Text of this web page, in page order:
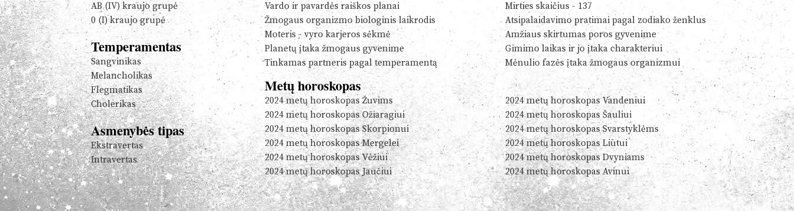
AB (IV) kraujo grupė
0 (I) kraujo grupė
Temperamentas
Sangvinikas
Melancholikas
Flegmatikas
Cholerikas
Asmenybės tipas
Ekstravertas
Intravertas
Vardo ir pavardės raiškos planai
Mirties skaičius - 137
Žmogaus organizmo biologinis laikrodis
Atsipalaidavimo pratimai pagal zodiako ženklus
Moteris - vyro karjeros sėkmė
Amžiaus skirtumas poros gyvenime
Planetų įtaka žmogaus gyvenime
Gimimo laikas ir jo įtaka charakteriui
Tinkamas partneris pagal temperamentą
Mėnulio fazės įtaka žmogaus organizmui
Metų horoskopas
2024 metų horoskopas Žuvims
2024 metų horoskopas Vandeniui
2024 metų horoskopas Ožiaragiui
2024 metų horoskopas Šauliui
2024 metų horoskopas Skorpionui
2024 metų horoskopas Svarstyklėms
2024 metų horoskopas Mergelei
2024 metų horoskopas Liūtui
2024 metų horoskopas Vėžiui
2024 metų horoskopas Dvyniams
2024 metų horoskopas Jaučiui
2024 metų horoskopas Avinui